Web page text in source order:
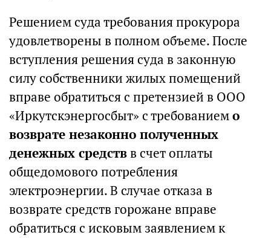
Решением суда требования прокурора
удовлетворены в полном объеме. После
вступления решения суда в законную
силу собственники жилых помещений
вправе обратиться с претензией в ООО
«Иркутскэнергосбыт» с требованиемо
возврате незаконно полученных
денежных средствв счет оплаты
общедомового потребления
электроэнергии. В случае отказа в
возврате средств горожане вправе
обратиться с исковым заявлением к